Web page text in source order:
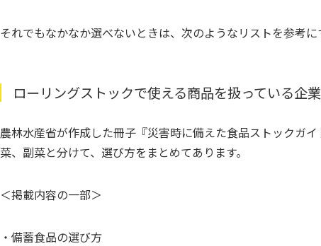
それでもなかなか選べないときは、次のようなリストを参考に
ローリングストックで使える商品を扱っている企
農林水産省が作成した冊子『災害時に備えた食品ストックガ
菜、副菜と分けて、選び方をまとめてあります。
＜掲載内容の一部＞
・備蓄食品の選び方